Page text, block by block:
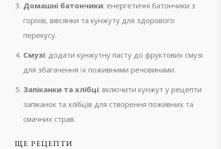
Домашні батончики: енергетичні батончики з
горіхів, вівсянки та кунжуту для здорового
перекусу.
Смузі: додати кунжутну пасту до фруктових смузі
для збагачення їх поживними речовинами.
Запіканки та хлібці: включити кунжут у рецепти
запіканок та хлібців для створення поживних та
смачних страв.
ЩЕ РЕЦЕПТИ